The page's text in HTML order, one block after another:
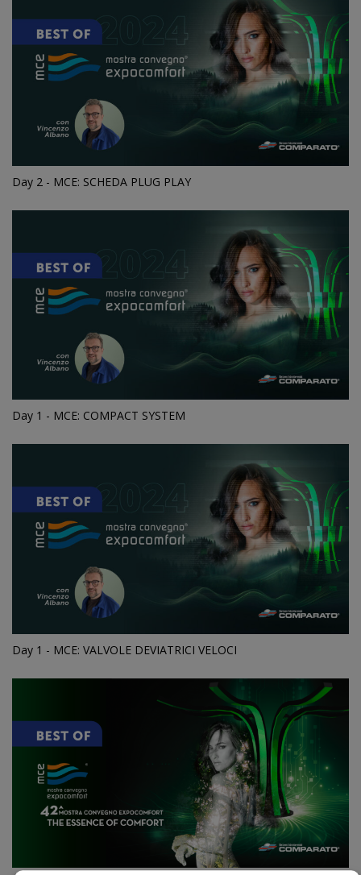
Day 2 - MCE: SCHEDA PLUG PLAY
Day 1 - MCE: COMPACT SYSTEM
Day 1 - MCE: VALVOLE DEVIATRICI VELOCI